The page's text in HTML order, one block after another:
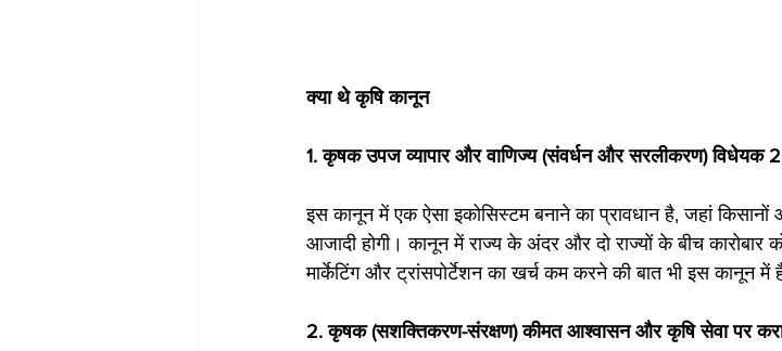
क्या थे कृषि कानून
1. कृषक उपज व्यापार और वाणिज्य (संवर्धन और सरलीकरण) विधेयक
इस कानून में एक ऐसा इकोसिस्टम बनाने का प्रावधान है, जहां
आजादी होगी। कानून में राज्य के अंदर और दो राज्यों के बीच कारोबार
मार्केटिंग और ट्रांसपोर्टेशन का खर्च कम करने की बात भी इस कानून में
2. कृषक (सशक्तिकरण-संरक्षण) कीमत आश्वासन और कृषि सेवा पर